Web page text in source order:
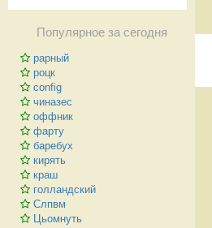
Популярное за сегодня
рарный
роцк
config
чиназес
оффник
фарту
баребух
кирять
краш
голландский
Слпвм
Цьомнуть